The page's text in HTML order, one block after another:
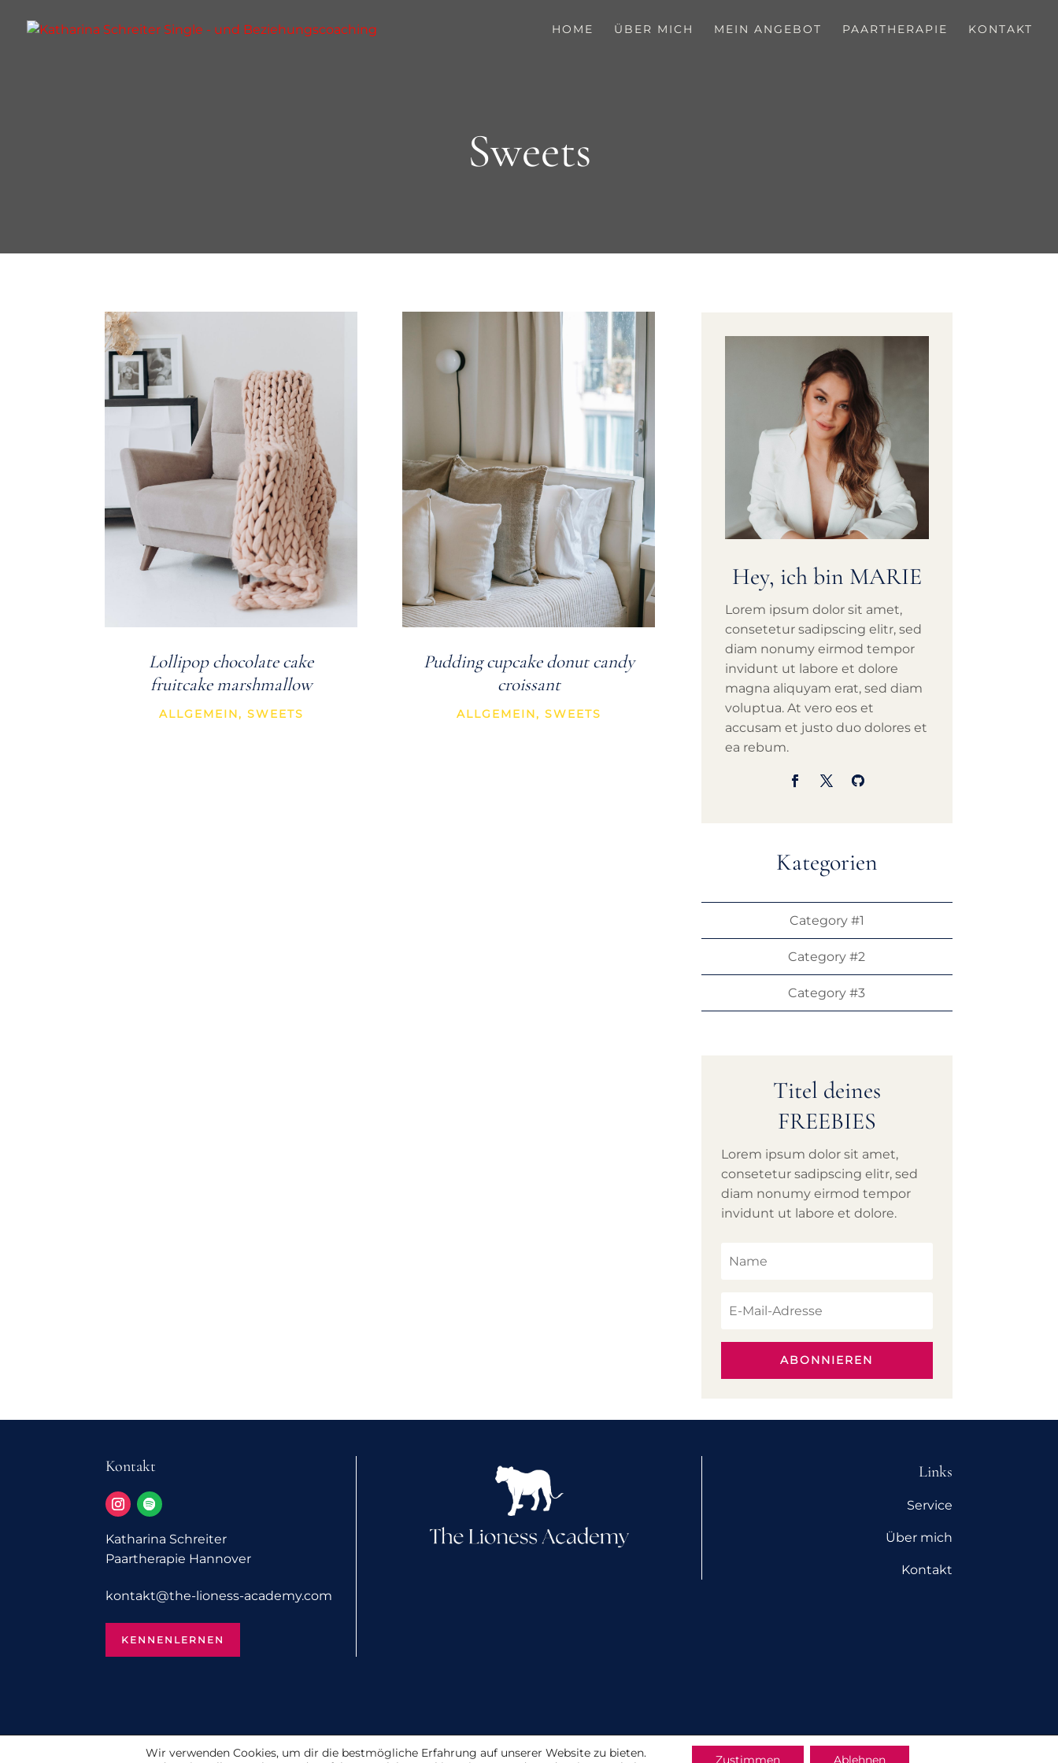
HOME ÜBER MICH MEIN ANGEBOT PAARTHERAPIE KONTAKT
Sweets
Lollipop chocolate cake
fruitcake marshmallow
ALLGEMEIN, SWEETS
Pudding cupcake donut candy
croissant
ALLGEMEIN, SWEETS
Hey, ich bin MARIE
Lorem ipsum dolor sit amet,
consetetur sadipscing elitr, sed
diam nonumy eirmod tempor
invidunt ut labore et dolore
magna aliquyam erat, sed diam
voluptua. At vero eos et
accusam et justo duo dolores et
ea rebum.
Kategorien
Category #1
Category #2
Category #3
Titel deines
FREEBIES
Lorem ipsum dolor sit amet,
consetetur sadipscing elitr, sed
diam nonumy eirmod tempor
invidunt ut labore et dolore.
ABONNIEREN
Kontakt
Katharina Schreiter
Paartherapie Hannover
kontakt@­the-lioness-academy.com
KENNENLERNEN
Links
Service
Über mich
Kontakt
Impressum|Datenschutz
Wir verwenden Cookies, um dir die bestmögliche Erfahrung auf unserer Website zu bieten.
Zustimmen Ablehnen